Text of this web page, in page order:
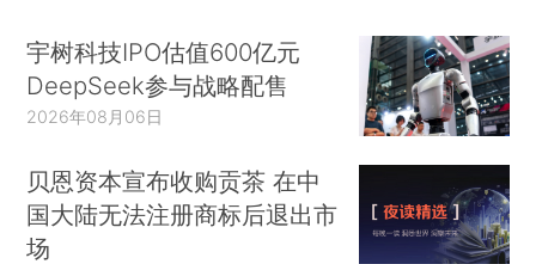
宇树科技IPO估值600亿元
DeepSeek参与战略配售
2026年08月06日
贝恩资本宣布收购贡茶 在中
国大陆无法注册商标后退出市
场